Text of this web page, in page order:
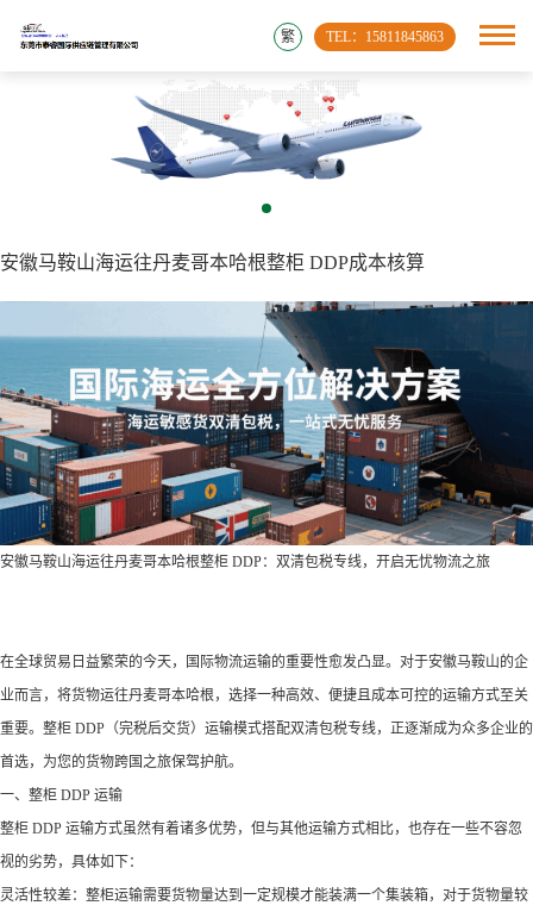
TEL：15811845863
繁
安徽马鞍山海运往丹麦哥本哈根整柜 DDP成本核算
‌‌‌安徽马鞍山海运往丹麦哥本哈根整柜 DDP：双清包税专线，开启无忧物流之旅​
在全球贸易日益繁荣的今天，国际物流运输的重要性愈发凸显。对于安徽马鞍山的企
业而言，将货物运往丹麦哥本哈根，选择一种高效、便捷且成本可控的运输方式至关
重要。整柜 DDP（完税后交货）运输模式搭配双清包税专线，正逐渐成为众多企业的
首选，为您的货物跨国之旅保驾护航。​
一、整柜 DDP 运输
整柜 DDP 运输方式虽然有着诸多优势，但与其他运输方式相比，也存在一些不容忽
视的劣势，具体如下：​
灵活性较差：整柜运输需要货物量达到一定规模才能装满一个集装箱，对于货物量较